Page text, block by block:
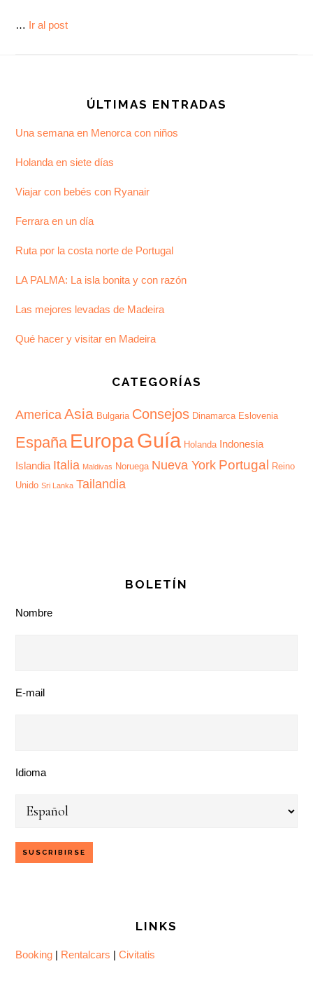
… Ir al post
ÚLTIMAS ENTRADAS
Una semana en Menorca con niños
Holanda en siete días
Viajar con bebés con Ryanair
Ferrara en un día
Ruta por la costa norte de Portugal
LA PALMA: La isla bonita y con razón
Las mejores levadas de Madeira
Qué hacer y visitar en Madeira
CATEGORÍAS
America Asia Bulgaria Consejos Dinamarca Eslovenia
España EuropaGuía Holanda Indonesia
Islandia Italia Maldivas Noruega Nueva York Portugal Reino
Unido Sri Lanka Tailandia
BOLETÍN
Nombre
E-mail
Idioma
LINKS
Booking | Rentalcars |Civitatis